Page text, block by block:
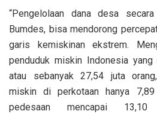
“Pengelolaan dana desa
Bumdes, bisa mendorong
garis kemiskinan ekstrem.
penduduk miskin Indonesia
atau sebanyak 27,54 juta
miskin di perkotaan hanya
pedesaan mencapai 13,10